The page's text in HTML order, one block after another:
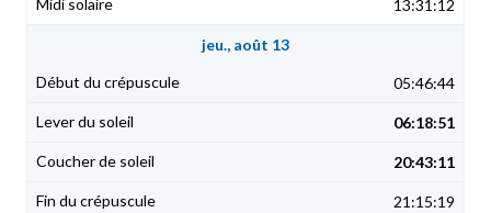
13:31:12
jeu., août 13
05:46:44
06:18:51
20:43:11
21:15:19